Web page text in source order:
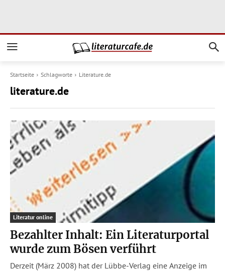
Startseite Schlagworte Literature.de
literature.de
Literatur online
Bezahlter Inhalt: Ein Literaturportal
wurde zum Bösen verführt
Derzeit (März 2008) hat der Lübbe-Verlag eine Anzeige im